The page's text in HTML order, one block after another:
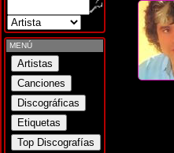
MENÚ